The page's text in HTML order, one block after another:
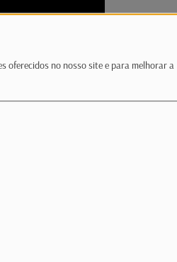
oferecidos no nosso site e para melhorar a